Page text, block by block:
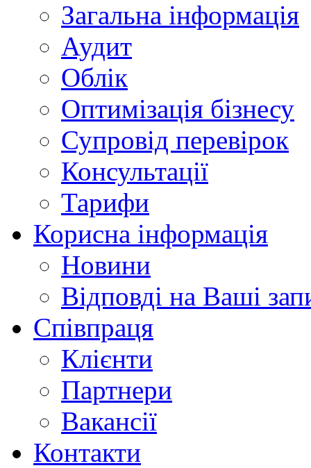
Загальна інформація
Аудит
Облік
Оптимізація бізнесу
Супровід перевірок
Консультації
Тарифи
Корисна інформація
Новини
Відповді на Ваші
Співпраця
Клієнти
Партнери
Вакансії
Контакти